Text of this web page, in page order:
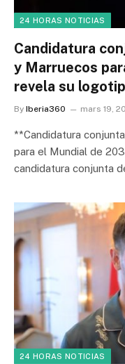
24 HORAS NOTICIAS
Candidatura
y Marruecos
revela su
By Iberia360 mars 19,
**Candidatura
para el Mundial de
candidatura conjunta
24 HORAS NOTICIAS